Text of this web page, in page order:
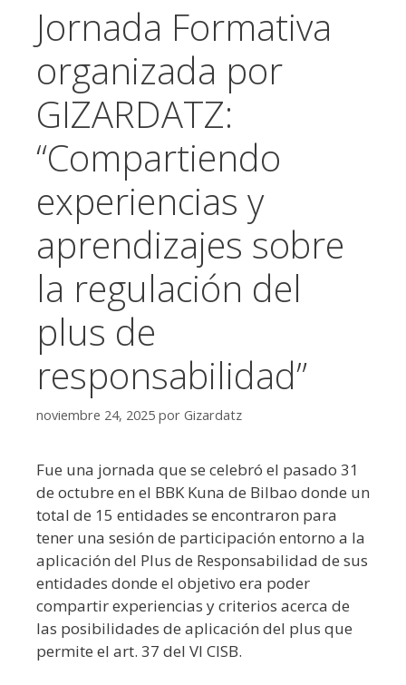
Jornada Formativa
organizada por
GIZARDATZ:
“Compartiendo
experiencias y
aprendizajes sobre
la regulación del
plus de
responsabilidad”
noviembre 24, 2025 por Gizardatz
Fue una jornada que se celebró el pasado 31
de octubre en el BBK Kuna de Bilbao donde un
total de 15 entidades se encontraron para
tener una sesión de participación entorno a la
aplicación del Plus de Responsabilidad de sus
entidades donde el objetivo era poder
compartir experiencias y criterios acerca de
las posibilidades de aplicación del plus que
permite el art. 37 del VI CISB.